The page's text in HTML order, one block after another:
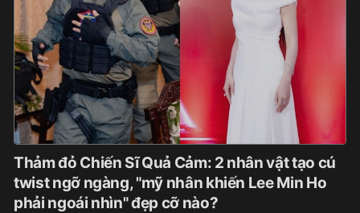
Thảm đỏ Chiến Sĩ Quả Cảm: 2 nhân vật tạo cú
twist ngỡ ngàng, "mỹ nhân khiến Lee Min Ho
phải ngoái nhìn" đẹp cỡ nào?